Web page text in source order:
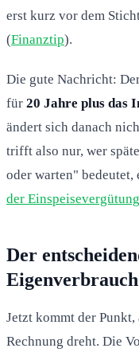
erst kurz vor dem
(Finanztip).
Die gute Nachricht:
für 20 Jahre plus das
ändert sich danach
trifft also nur, wer
oder warten"
der
Der
Eigenverbrauch
Jetzt kommt der
Rechnung dreht. Die